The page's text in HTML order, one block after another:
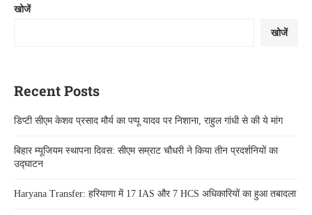
खोजें
खोजें
Recent Posts
डिप्टी सीएम केशव प्रसाद मौर्य का पप्पू यादव पर निशाना, राहुल गांधी से की ये मांग
बिहार म्यूजियम स्थापना दिवस: सीएम सम्राट चौधरी ने किया तीन प्रदर्शनियों का
उद्घाटन
Haryana Transfer: हरियाणा में 17 IAS और 7 HCS अधिकारियों का हुआ तबादला